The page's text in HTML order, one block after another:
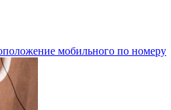
мобильного по номеру